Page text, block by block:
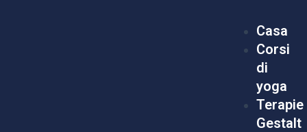
Casa
Corsi
di
yoga
Terapie
Gestalt
Menu